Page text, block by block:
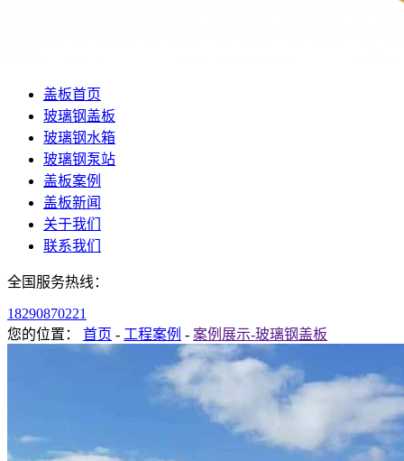
盖板首页
玻璃钢盖板
玻璃钢水箱
玻璃钢泵站
盖板案例
盖板新闻
关于我们
联系我们
全国服务热线：
18290870221
您的位置： 首页 - 工程案例 - 案例展示-玻璃钢盖板